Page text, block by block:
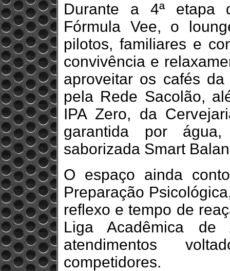
Durante a 4ª etapa
Fórmula Vee, o
pilotos, familiares e
convivência e
aproveitar os cafés
pela Rede Sacolão,
IPA Zero, da
garantida por
saborizada Smart
O espaço ainda
Preparação
reflexo e tempo de
Liga Acadêmica de
atendimentos
competidores.